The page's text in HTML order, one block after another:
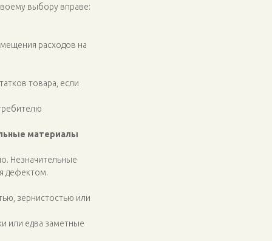
выбору вправе:
расходов на
товара, если
материалы
Незначительные
дефектом.
зернистостью или
или едва заметные